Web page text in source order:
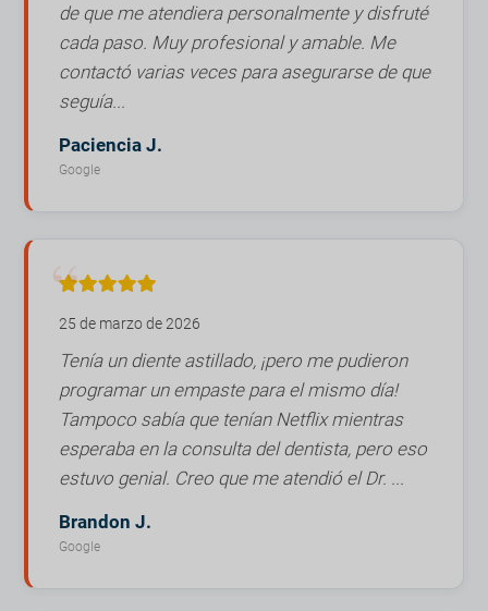
de que me atendiera personalmente y disfruté
cada paso. Muy profesional y amable. Me
contactó varias veces para asegurarse de que
seguía...
Paciencia J.
Google
25 de marzo de 2026
Tenía un diente astillado, ¡pero me pudieron
programar un empaste para el mismo día!
Tampoco sabía que tenían Netflix mientras
esperaba en la consulta del dentista, pero eso
estuvo genial. Creo que me atendió el Dr. ...
Brandon J.
Google